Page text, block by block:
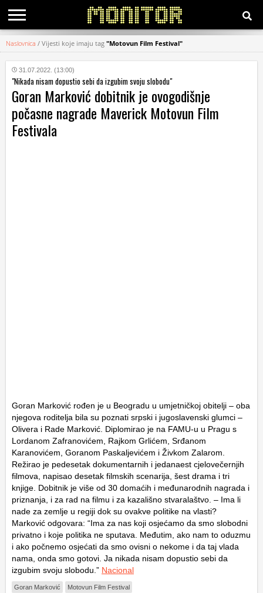
KATEGORIJE
HRVATSKI
WEB
Naslovnica / Vijesti koje imaju tag "Motovun Film Festival"
31.07.2022. (13:00)
"Nikada nisam dopustio sebi da izgubim svoju slobodu"
Goran Marković dobitnik je ovogodišnje
počasne nagrade Maverick Motovun Film
Festivala
Goran Marković rođen je u Beogradu u umjetničkoj obitelji – oba
njegova roditelja bila su poznati srpski i jugoslavenski glumci –
Olivera i Rade Marković. Diplomirao je na FAMU-u u Pragu s
Lordanom Zafranovićem, Rajkom Grlićem, Srđanom
Karanovićem, Goranom Paskaljevićem i Živkom Zalarom.
Režirao je pedesetak dokumentarnih i jedanaest cjelovečernjih
filmova, napisao desetak filmskih scenarija, šest drama i tri
knjige. Dobitnik je više od 30 domaćih i međunarodnih nagrada i
priznanja, i za rad na filmu i za kazališno stvaralaštvo. – Ima li
nade za zemlje u regiji dok su ovakve politike na vlasti?
Marković odgovara: “Ima za nas koji osjećamo da smo slobodni
privatno i koje politika ne sputava. Međutim, ako nam to oduzmu
i ako počnemo osjećati da smo ovisni o nekome i da taj vlada
nama, onda smo gotovi. Ja nikada nisam dopustio sebi da
izgubim svoju slobodu.” Nacional
Goran Marković Motovun Film Festival